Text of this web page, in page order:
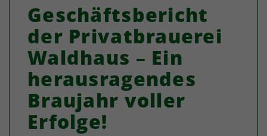
Geschäftsbericht
der Privatbrauerei
Waldhaus – Ein
herausragendes
Braujahr voller
Erfolge!